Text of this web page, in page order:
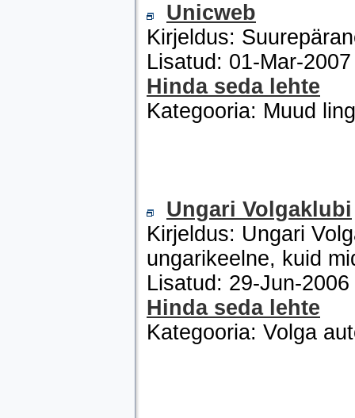
Unicweb
Kirjeldus:
Lisatud: 01-Mar-
Hinda seda lehte
Kategooria: Muud
Ungari Volgaklubi
Kirjeldus: Ungari
ungarikeelne, kuid
Lisatud: 29-Jun-
Hinda seda lehte
Kategooria: Volga